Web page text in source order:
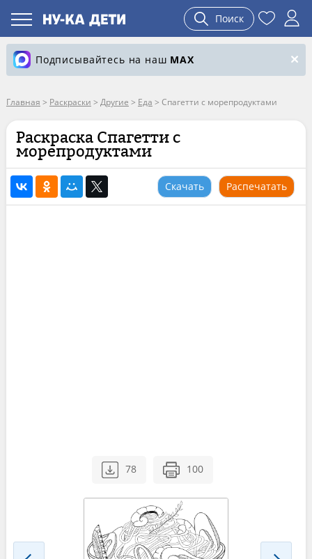
Поиск
Подписывайтесь на наш MAX
Главная > Раскраски > Другие > Еда > Спагетти с морепродуктами
Раскраска Спагетти с
морепродуктами
Скачать Распечатать
78 100